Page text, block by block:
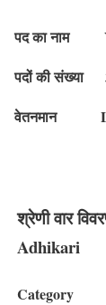
पद का नाम
पदों की संख्या
वेतनमान
श्रेणी वार
Adhikari
Category